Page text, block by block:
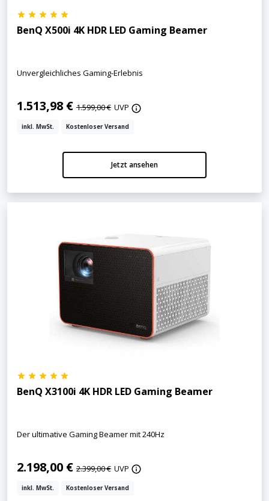
BenQ X500i 4K HDR LED Gaming Beamer
Unvergleichliches Gaming-Erlebnis
1.513,98 € 1.599,00 € UVP
inkl. MwSt. Kostenloser Versand
Jetzt ansehen
BenQ X3100i 4K HDR LED Gaming Beamer
Der ultimative Gaming Beamer mit 240Hz
2.198,00 € 2.399,00 € UVP
inkl. MwSt. Kostenloser Versand